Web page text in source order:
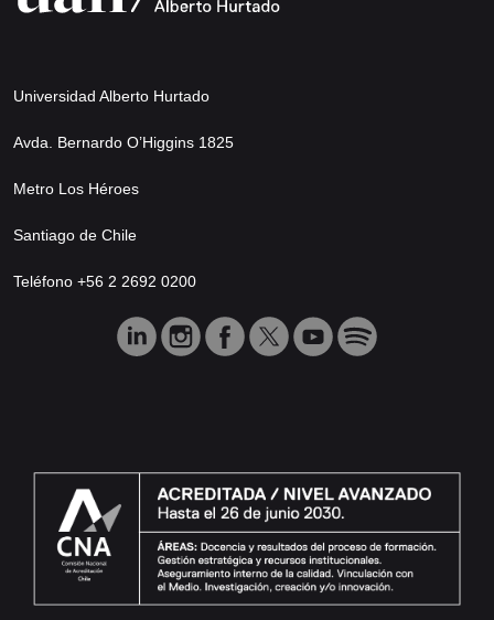
Universidad Alberto Hurtado
Avda. Bernardo O’Higgins 1825
Metro Los Héroes
Santiago de Chile
Teléfono +56 2 2692 0200